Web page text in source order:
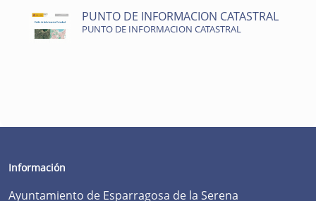
PUNTO DE INFORMACION CATASTRAL
PUNTO DE INFORMACION CATASTRAL
Información
Ayuntamiento de Esparragosa de la Serena